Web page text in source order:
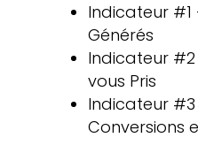
Indicateur #1
Générés
Indicateur #2
vous Pris
Indicateur #3
Conversions